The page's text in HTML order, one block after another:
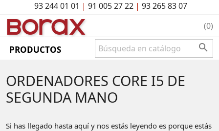
93 244 01 01 | 91 005 27 22| 93 265 83 07
BOrAx (0)
PRODUCTOS 
ORDENADORES CORE I5 DE
SEGUNDA MANO
Si has llegado hasta aquí y nos estás leyendo es porque estás